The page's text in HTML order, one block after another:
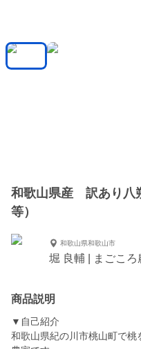
和歌山県産 訳あり八
等）
和歌山県和歌山市
堀 良輔 | まごころ
商品説明
▼自己紹介
和歌山県紀の川市桃山町で桃